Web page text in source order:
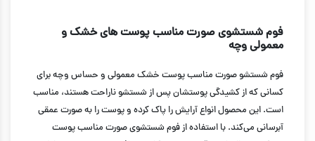
فوم شستشوی صورت مناسب پوست های خشک و
معمولی وچه
فوم شستشو صورت مناسب پوست خشک معمولی و حساس وچه برای
کسانی که از کشیدگی پوستشان پس از شستشو ناراحت هستند، مناسب
است. این محصول انواع آرایش را پاک کرده و پوست را به صورت عمقی
آبرسانی می‌کند. با استفاده از فوم شستشوی صورت مناسب پوست